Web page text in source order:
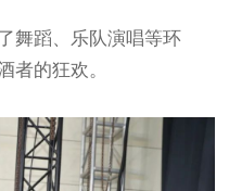
舞蹈、乐队演唱等环
者的狂欢。